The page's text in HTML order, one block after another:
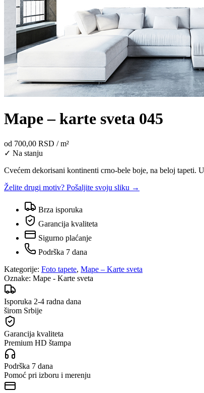
Mape – karte sveta 045
od 700,00 RSD / m²
✓ Na stanju
Cvećem dekorisani kontinenti crno-bele boje, na beloj tapeti.
Želite drugi motiv? Pošaljite svoju sliku →
Brza isporuka
Garancija kvaliteta
Sigurno plaćanje
Podrška 7 dana
Kategorije: Foto tapete, Mape – Karte sveta
Oznake: Mape - Karte sveta
Isporuka 2-4 radna dana
širom Srbije
Garancija kvaliteta
Premium HD štampa
Podrška 7 dana
Pomoć pri izboru i merenju